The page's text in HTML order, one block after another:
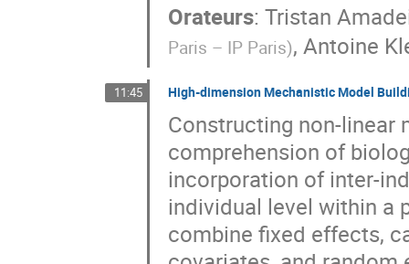
Orateurs: Tristan
Paris – IP Paris), Antoine
11:45 High-dimension Mechanistic Model
Constructing non-linear
comprehension of
incorporation of inter-
individual level within a
combine fixed effects,